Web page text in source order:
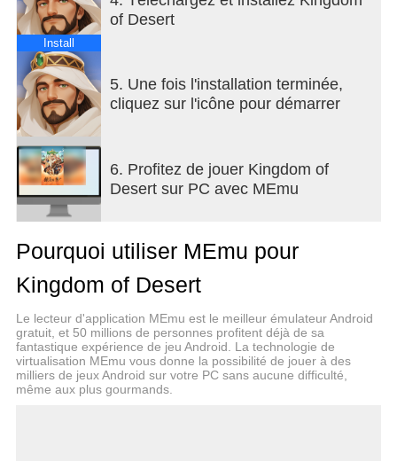
Défiez les seigneurs rivaux, emparez-vous de
précieuses ressources et renforcez votre royaume
à chaque victoire.
[Collectionnez et promouvez des héros]
Invoquez des héros légendaires et mythiques issus
de trois factions uniques.
Améliorez leurs capacités et leurs compétences
pour forger une armée légendaire et invincible.
[Déployez et combattez à tout moment]
Le tower defense n'a jamais été aussi simple et
flexible. Des commandes simples pour une
stratégie profonde : jouez par petites sessions ou
profitez de longues parties. Votre champ de bataille
est toujours prêt.
[Faites équipe avec des alliés]
Install
of Desert
5. Une fois l'installation terminée,
cliquez sur l'icône pour démarrer
6. Profitez de jouer Kingdom of
Desert sur PC avec MEmu
Pourquoi utiliser MEmu pour
Kingdom of Desert
Le lecteur d'application MEmu est le meilleur émulateur Android
gratuit, et 50 millions de personnes profitent déjà de sa
fantastique expérience de jeu Android. La technologie de
virtualisation MEmu vous donne la possibilité de jouer à des
milliers de jeux Android sur votre PC sans aucune difficulté,
même aux plus gourmands.